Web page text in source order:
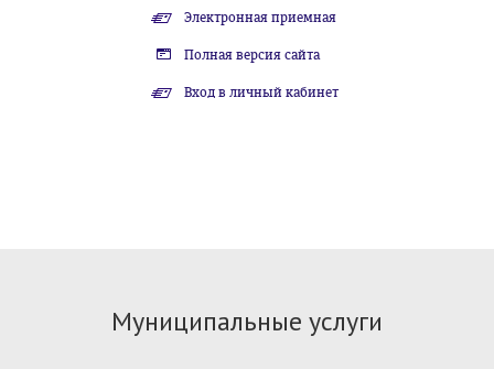
Электронная приемная
Полная версия сайта
Вход в личный кабинет
Муниципальные услуги